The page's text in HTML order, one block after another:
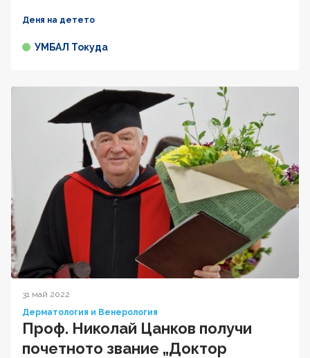
Деня на детето
УМБАЛ Токуда
31 май 2022
Дерматология и Венерология
Проф. Николай Цанков получи
почетното звание „Доктор